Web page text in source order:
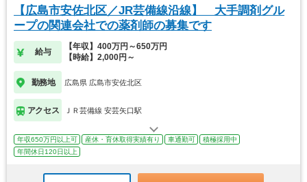
【広島市安佐北区／JR芸備線沿線】 大手調剤グル
ープの関連会社での薬剤師の募集です
給与
【年収】400万円～650万円
【時給】2,000円～
勤務地 広島県 広島市安佐北区
アクセス ＪＲ芸備線 安芸矢口駅
年収650万円以上可 産休・育休取得実績有り 車通勤可
積極採用中
年間休日120日以上